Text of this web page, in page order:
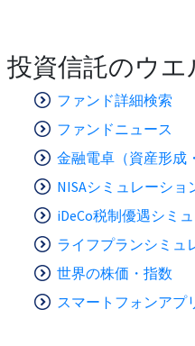
投資信託のウ
ファンド詳細検索
ファンドニュース
金融電卓（資産形成
NISAシミュレーショ
iDeCo税制優遇シミ
ライフプランシミュ
世界の株価・指数
スマートフォンアプ